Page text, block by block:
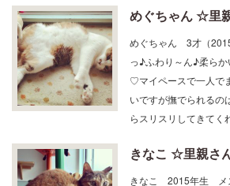
めぐちゃん ☆里
めぐちゃん 3才（
っ♪ふわり～ん♪柔ら
♡マイペースで一人で
いですが撫でられるの
らスリスリしてきてく
きなこ ☆里親さ
きなこ 2015年生 メ